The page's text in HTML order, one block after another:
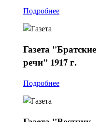
Подробнее
Газета "Братские
речи" 1917 г.
Подробнее